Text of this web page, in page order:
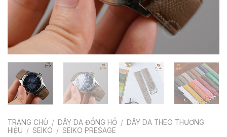
TRANG CHỦ / DÂY DA ĐỒNG HỒ / DÂY DA THEO THƯƠNG
HIỆU / SEIKO / SEIKO PRESAGE